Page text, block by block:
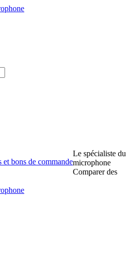
et bons de commande
Le spécialiste du
microphone
Comparer des